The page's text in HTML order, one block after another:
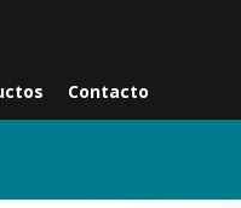
Contacto